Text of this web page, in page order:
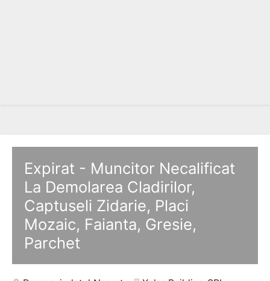
Expirat - Muncitor Necalificat
La Demolarea Cladirilor,
Captuseli Zidarie, Placi
Mozaic, Faianta, Gresie,
Parchet